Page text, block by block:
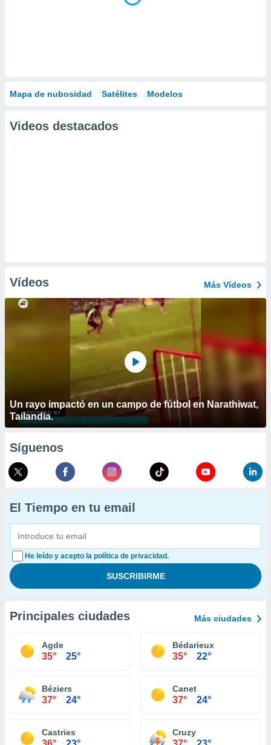
Mapa de nubosidad Satélites Modelos
Videos destacados
Vídeos Más Vídeos
Un rayo impactó en un campo de fútbol en Narathiwat,
Tailandia.
Síguenos
El Tiempo en tu email
He leído y acepto la política de privacidad.
Principales ciudades Más ciudades
Agde
35° 25°
Bédarieux
35° 22°
Béziers
37° 24°
Canet
37° 24°
Castries Cruzy